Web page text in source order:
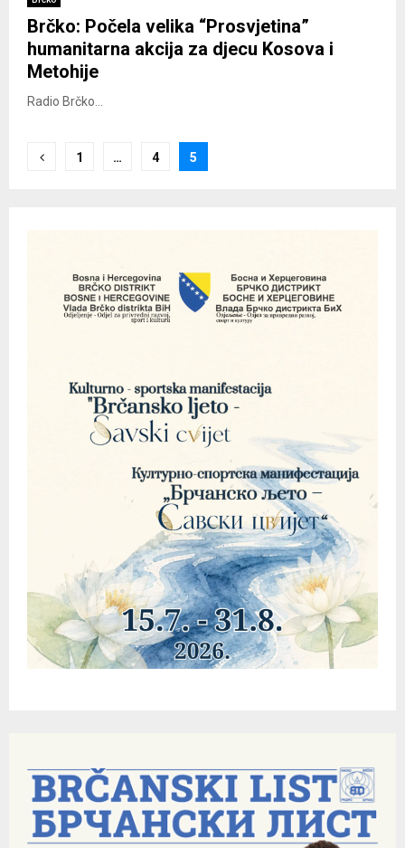
Brčko: Počela velika “Prosvjetina”
humanitarna akcija za djecu Kosova i
Metohije
Radio Brčko...
Posts
1 … 4 5